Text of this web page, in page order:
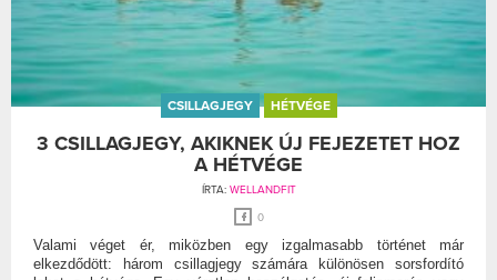
CSILLAGJEGY HÉTVÉGE
3 CSILLAGJEGY, AKIKNEK ÚJ FEJEZETET HOZ
A HÉTVÉGE
ÍRTA: WELLANDFIT
0
Valami véget ér, miközben egy izgalmasabb történet már
elkezdődött: három csillagjegy számára különösen sorsfordító